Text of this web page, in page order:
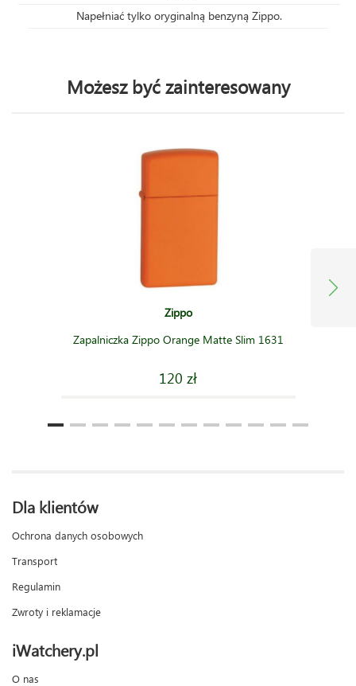
Napełniać tylko oryginalną benzyną Zippo.
Możesz być zainteresowany
Zippo
Zapalniczka Zippo Orange Matte Slim 1631
120 zł
Dla klientów
Ochrona danych osobowych
Transport
Regulamin
Zwroty i reklamacje
iWatchery.pl
O nas